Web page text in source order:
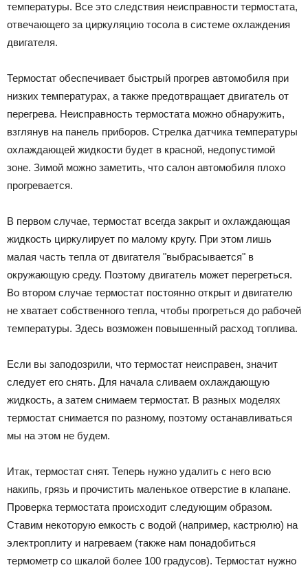
температуры. Все это следствия неисправности термостата,
отвечающего за циркуляцию тосола в системе охлаждения
двигателя.
Термостат обеспечивает быстрый прогрев автомобиля при
низких температурах, а также предотвращает двигатель от
перегрева. Неисправность термостата можно обнаружить,
взглянув на панель приборов. Стрелка датчика температуры
охлаждающей жидкости будет в красной, недопустимой
зоне. Зимой можно заметить, что салон автомобиля плохо
прогревается.
В первом случае, термостат всегда закрыт и охлаждающая
жидкость циркулирует по малому кругу. При этом лишь
малая часть тепла от двигателя "выбрасывается" в
окружающую среду. Поэтому двигатель может перегреться.
Во втором случае термостат постоянно открыт и двигателю
не хватает собственного тепла, чтобы прогреться до рабочей
температуры. Здесь возможен повышенный расход топлива.
Если вы заподозрили, что термостат неисправен, значит
следует его снять. Для начала сливаем охлаждающую
жидкость, а затем снимаем термостат. В разных моделях
термостат снимается по разному, поэтому останавливаться
мы на этом не будем.
Итак, термостат снят. Теперь нужно удалить с него всю
накипь, грязь и прочистить маленькое отверстие в клапане.
Проверка термостата происходит следующим образом.
Ставим некоторую емкость с водой (например, кастрюлю) на
электроплиту и нагреваем (также нам понадобиться
термометр со шкалой более 100 градусов). Термостат нужно